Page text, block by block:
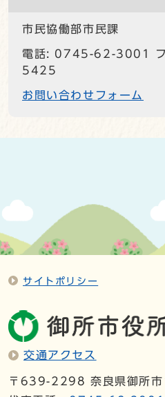
市民協働部市民課
電話: 0745-62-3001
5425
お問い合わせフォーム
サイトポリシー
交通アクセス
〒639-2298 奈良県御所市